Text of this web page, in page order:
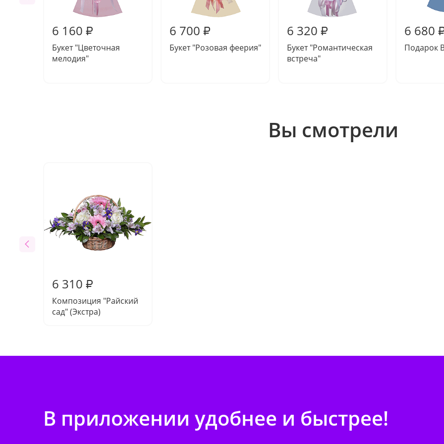
6 160 ₽
Букет "Цветочная
мелодия"
6 700 ₽
Букет "Розовая феерия"
6 320 ₽
Букет "Романтическая
встреча"
6 680
Подарок
Вы смотрели
6 310 ₽
Композиция "Райский
сад" (Экстра)
В приложении удобнее и быстрее!